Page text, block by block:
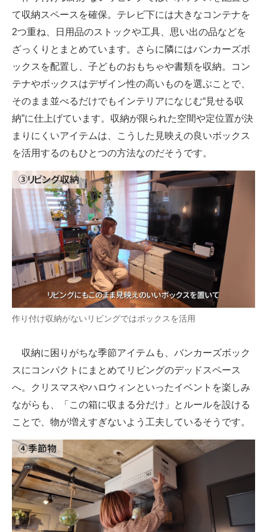
て収納スペースを確保。テレビ下には大きなコンテナを
2つ重ね、日用品のストックや工具、思い出の品などを
ざっくりとまとめています。さらに隣にはバンカーズボ
ックスを配置し、子どものおもちゃや書類を収納。コン
テナやボックスはデザイン性の高いものを選ぶことで、
そのまま並べるだけでもインテリアになじむ“見せる収
納”に仕上げています。収納が限られた空間や定位置が決
まりにくいアイテムは、こうした見映えの良いボックス
を活用するのもひとつの方法なのだそうです。
作り付け収納がないリビングではボックスを活用
収納に困りがちな季節アイテムも、バンカーズボック
スにコンパクトにまとめてリビングのデッドスペース
へ。クリスマスやハロウィンといったイベントを楽しみ
ながらも、「この箱に収まる分だけ」とルールを設ける
ことで、物が増えすぎないよう工夫しているそうです。